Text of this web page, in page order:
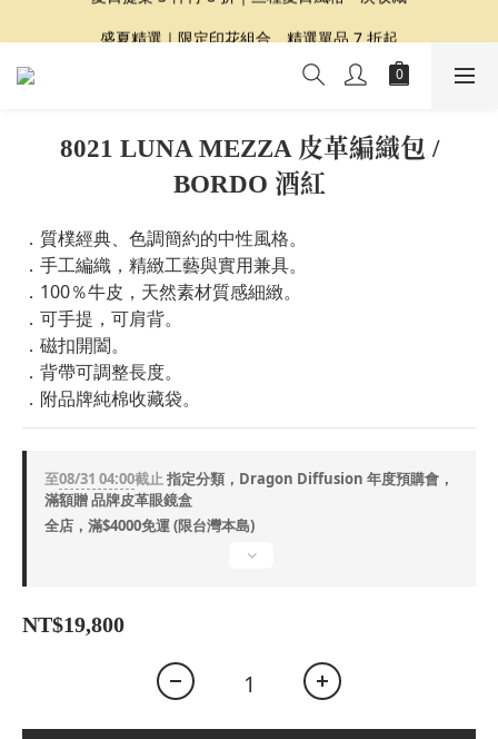
Dragon Diffusion 年度預購會展開｜7/30-8/30
8021 LUNA MEZZA 皮革編織包 /
BORDO 酒紅
．質樸經典、色調簡約的中性風格。
．手工編織，精緻工藝與實用兼具。
．100％牛皮，天然素材質感細緻。
．可手提，可肩背。
．磁扣開闔。
．背帶可調整長度。
．附品牌純棉收藏袋。
至08/31 04:00截止指定分類，Dragon Diffusion 年度預購會，
滿額贈 品牌皮革眼鏡盒
全店，滿$4000免運 (限台灣本島)
NT$19,800